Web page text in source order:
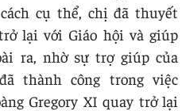
cụ thể, chị đã thuyết
lại với Giáo hội và giúp
ra, nhờ sự trợ giúp của
thành công trong việc
Gregory XI quay trở lại